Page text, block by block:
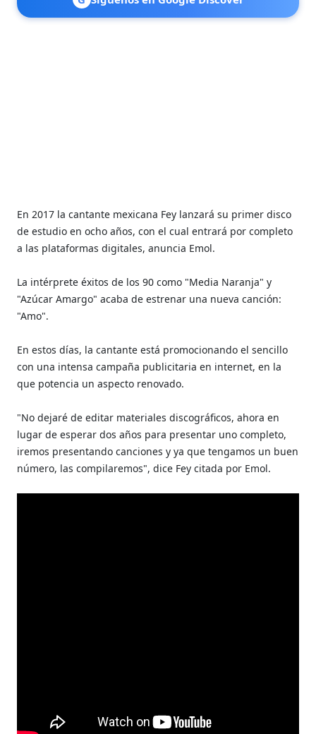
En 2017 la cantante mexicana Fey lanzará su primer disco
de estudio en ocho años, con el cual entrará por completo
a las plataformas digitales, anuncia Emol.
La intérprete éxitos de los 90 como "Media Naranja" y
"Azúcar Amargo" acaba de estrenar una nueva canción:
"Amo".
En estos días, la cantante está promocionando el sencillo
con una intensa campaña publicitaria en internet, en la
que potencia un aspecto renovado.
"No dejaré de editar materiales discográficos, ahora en
lugar de esperar dos años para presentar uno completo,
iremos presentando canciones y ya que tengamos un buen
número, las compilaremos", dice Fey citada por Emol.